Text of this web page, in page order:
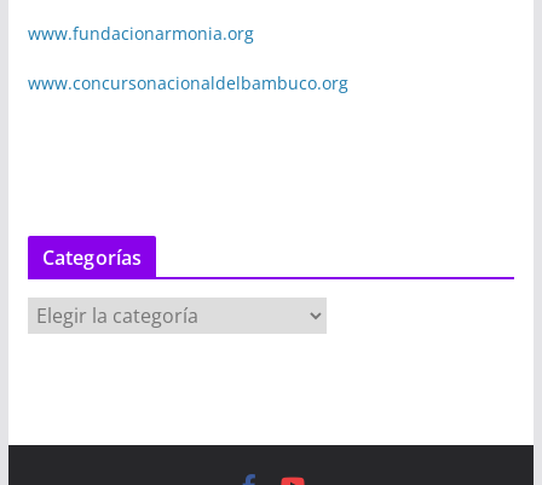
www.fundacionarmonia.org
www.concursonacionaldelbambuco.org
Categorías